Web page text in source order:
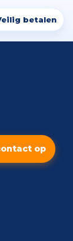
betalen
op